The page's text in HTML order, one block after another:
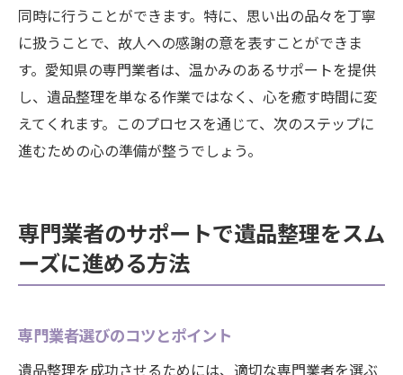
同時に行うことができます。特に、思い出の品々を丁寧
に扱うことで、故人への感謝の意を表すことができま
す。愛知県の専門業者は、温かみのあるサポートを提供
し、遺品整理を単なる作業ではなく、心を癒す時間に変
えてくれます。このプロセスを通じて、次のステップに
進むための心の準備が整うでしょう。
専門業者のサポートで遺品整理をスム
ーズに進める方法
専門業者選びのコツとポイント
遺品整理を成功させるためには、適切な専門業者を選ぶ